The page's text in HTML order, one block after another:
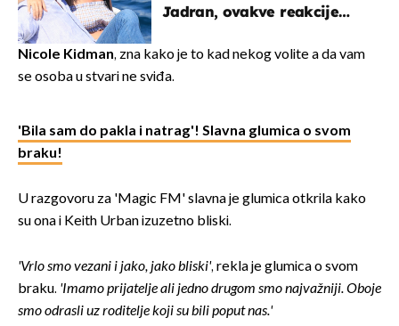
Jadran, ovakve reakcije
Nicole Kidman, zna kako je to kad nekog volite a da vam
se osoba u stvari ne sviđa.
'Bila sam do pakla i natrag'! Slavna glumica o svom
braku!
U razgovoru za 'Magic FM' slavna je glumica otkrila kako
su ona i Keith Urban izuzetno bliski.
'Vrlo smo vezani i jako, jako bliski', rekla je glumica o svom
braku. 'Imamo prijatelje ali jedno drugom smo najvažniji. Oboje
smo odrasli uz roditelje koji su bili poput nas.'